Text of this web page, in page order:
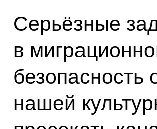
Серьёзные
в
нашей